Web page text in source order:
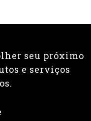
seu próximo
e serviços